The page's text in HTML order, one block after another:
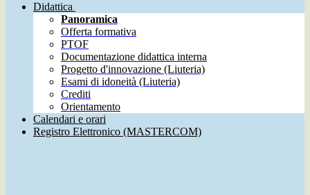
Didattica
Panoramica
Offerta formativa
PTOF
Documentazione didattica interna
Progetto d'innovazione (Liuteria)
Esami di idoneità (Liuteria)
Crediti
Orientamento
Calendari e orari
Registro Elettronico (MASTERCOM)